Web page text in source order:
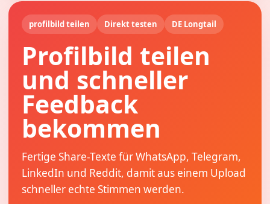
profilbild teilen Direkt testen DE Longtail
Profilbild teilen
und schneller
Feedback
bekommen
Fertige Share-Texte für WhatsApp, Telegram,
LinkedIn und Reddit, damit aus einem Upload
schneller echte Stimmen werden.